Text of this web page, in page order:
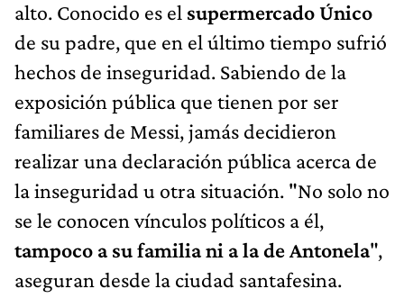
alto. Conocido es el supermercado Único
de su padre, que en el último tiempo sufrió
hechos de inseguridad. Sabiendo de la
exposición pública que tienen por ser
familiares de Messi, jamás decidieron
realizar una declaración pública acerca de
la inseguridad u otra situación. "No solo no
se le conocen vínculos políticos a él,
tampoco a su familia ni a la de Antonela",
aseguran desde la ciudad santafesina.